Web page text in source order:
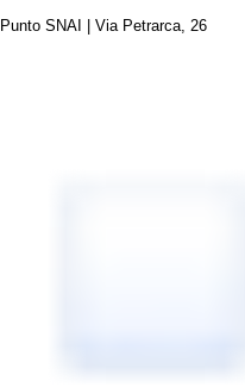
SNAI | Via Petrarca, 26